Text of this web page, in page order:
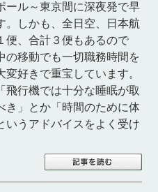
ール～東京間に深夜発で早
。しかも、全日空、日本航
便、合計３便もあるので
の移動でも一切職務時間を
好きで重宝しています。
飛行機では十分な睡眠が取
き」とか「時間のために体
いうアドバイスをよく受け